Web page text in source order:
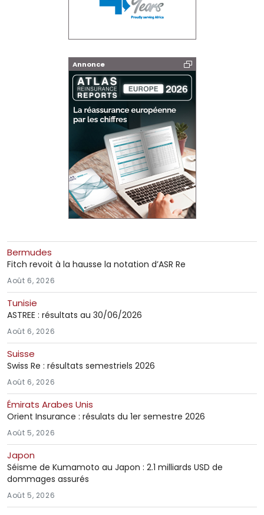
Annonce
Bermudes
Fitch revoit à la hausse la notation d’ASR Re
Août 6, 2026
Tunisie
ASTREE : résultats au 30/06/2026
Août 6, 2026
Suisse
Swiss Re : résultats semestriels 2026
Août 6, 2026
Émirats Arabes Unis
Orient Insurance : résulats du 1er semestre 2026
Août 5, 2026
Japon
Séisme de Kumamoto au Japon : 2.1 milliards USD de
dommages assurés
Août 5, 2026